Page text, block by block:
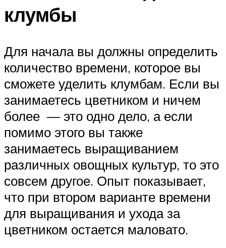
клумбы
Для начала вы должны определить
количество времени, которое вы
сможете уделить клумбам. Если вы
занимаетесь цветником и ничем
более — это одно дело, а если
помимо этого вы также
занимаетесь выращиванием
различных овощных культур, то это
совсем другое. Опыт показывает,
что при втором варианте времени
для выращивания и ухода за
цветником остается маловато.